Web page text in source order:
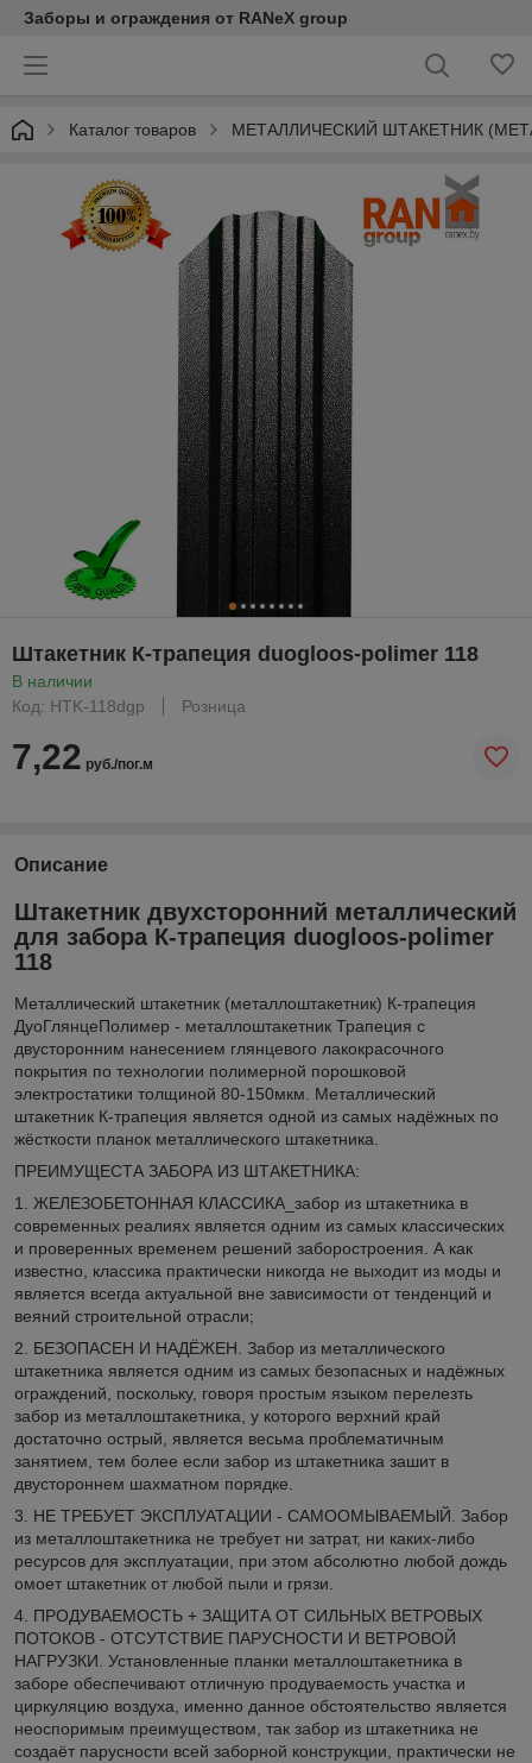
Заборы и ограждения от RANeX group
Каталог товаров МЕТАЛЛИЧЕСКИЙ ШТАКЕТНИК
Штакетник К-трапеция duogloos-polimer 118
В наличии
Код: HTK-118dgp
Розница
7,22 руб./пог.м
Описание
Штакетник двухсторонний металлический
для забора К-трапеция duogloos-polimer
118
Металлический штакетник (металлоштакетник) К-трапеция
ДуоГлянцеПолимер - металлоштакетник Трапеция с
двусторонним нанесением глянцевого лакокрасочного
покрытия по технологии полимерной порошковой
электростатики толщиной 80-150мкм. Металлический
штакетник К-трапеция является одной из самых надёжных по
жёсткости планок металлического штакетника.
ПРЕИМУЩЕСТА ЗАБОРА ИЗ ШТАКЕТНИКА:
1. ЖЕЛЕЗОБЕТОННАЯ КЛАССИКА_забор из штакетника в
современных реалиях является одним из самых классических
и проверенных временем решений заборостроения. А как
известно, классика практически никогда не выходит из моды и
является всегда актуальной вне зависимости от тенденций и
веяний строительной отрасли;
2. БЕЗОПАСЕН И НАДЁЖЕН. Забор из металлического
штакетника является одним из самых безопасных и надёжных
ограждений, поскольку, говоря простым языком перелезть
забор из металлоштакетника, у которого верхний край
достаточно острый, является весьма проблематичным
занятием, тем более если забор из штакетника зашит в
двустороннем шахматном порядке.
3. НЕ ТРЕБУЕТ ЭКСПЛУАТАЦИИ - САМООМЫВАЕМЫЙ. Забор
из металлоштакетника не требует ни затрат, ни каких-либо
ресурсов для эксплуатации, при этом абсолютно любой дождь
омоет штакетник от любой пыли и грязи.
4. ПРОДУВАЕМОСТЬ + ЗАЩИТА ОТ СИЛЬНЫХ ВЕТРОВЫХ
ПОТОКОВ - ОТСУТСТВИЕ ПАРУСНОСТИ И ВЕТРОВОЙ
НАГРУЗКИ. Установленные планки металлоштакетника в
заборе обеспечивают отличную продуваемость участка и
циркуляцию воздуха, именно данное обстоятельство является
неоспоримым преимуществом, так забор из штакетника не
создаёт парусности всей заборной конструкции, практически не